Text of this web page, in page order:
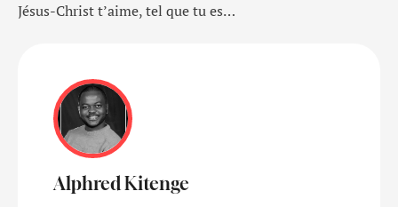
Jésus-Christ t’aime, tel que tu es…
Alphred Kitenge